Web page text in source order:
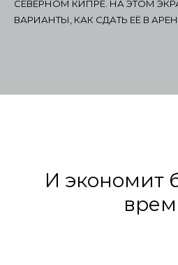
СЕВЕРНОМ КИПРЕ. НА ЭТОМ
ВАРИАНТЫ, КАК СДАТЬ ЕЁ В
И экономит